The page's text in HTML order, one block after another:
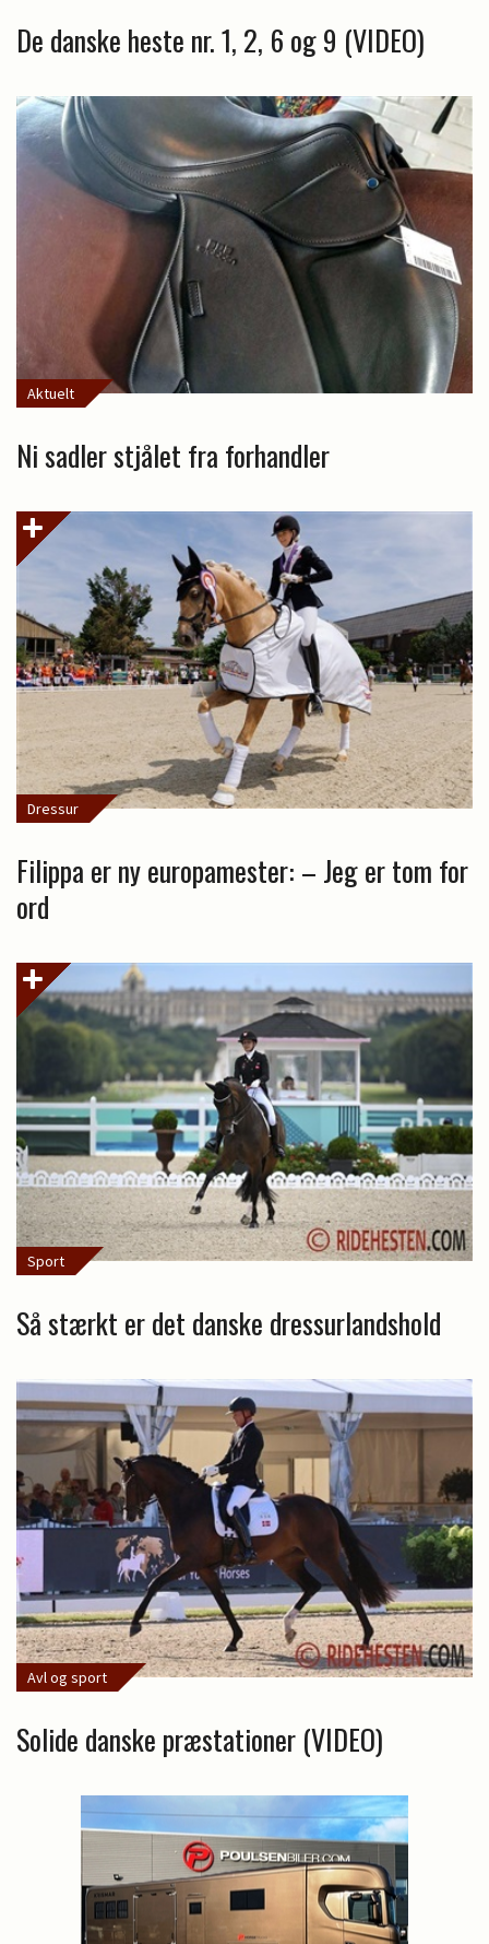
De danske heste nr. 1, 2, 6 og 9 (VIDEO)
Aktuelt
Ni sadler stjålet fra forhandler
Dressur
Filippa er ny europamester: – Jeg er tom for
ord
Sport
Så stærkt er det danske dressurlandshold
Avl og sport
Solide danske præstationer (VIDEO)